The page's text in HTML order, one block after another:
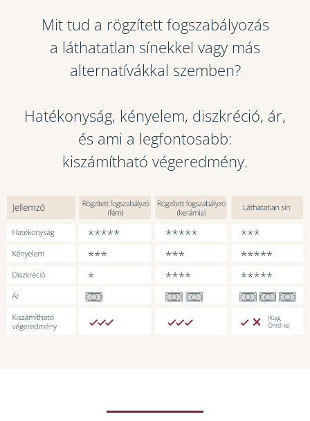
Mit tud a rögzített fogszabályozás
a láthatatlan sínekkel vagy más
alternatívákkal szemben?
Hatékonyság, kényelem, diszkréció, ár,
és ami a legfontosabb:
kiszámítható végeredmény.